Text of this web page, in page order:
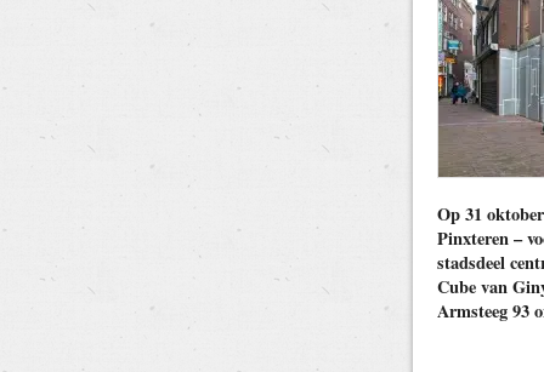
Op 31
Pinxteren –
stadsdeel
Cube van
Armsteeg 93